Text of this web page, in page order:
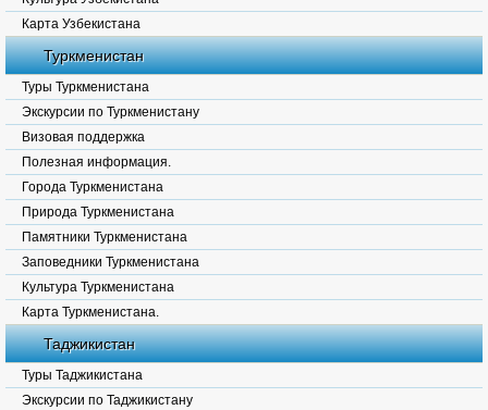
Карта Узбекистана
Туркменистан
Туры Туркменистана
Экскурсии по Туркменистану
Визовая поддержка
Полезная информация.
Города Туркменистана
Природа Туркменистана
Памятники Туркменистана
Заповедники Туркменистана
Культура Туркменистана
Карта Туркменистана.
Таджикистан
Туры Таджикистана
Экскурсии по Таджикистану